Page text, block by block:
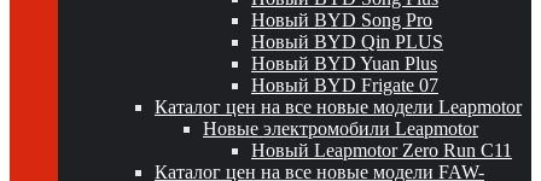
Новый BYD Song Pro
Новый BYD Qin PLUS
Новый BYD Yuan Plus
Новый BYD Frigate 07
Каталог цен на все новые модели Leapmotor
Новые электромобили Leapmotor
Новый Leapmotor Zero Run C11
Каталог цен на все новые модели FAW-